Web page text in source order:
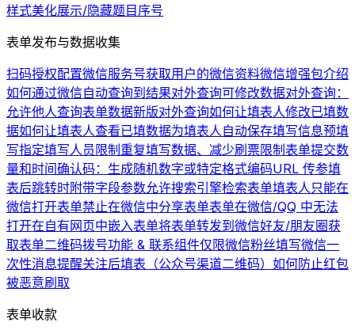
样式美化展示/隐藏题目序号
表单发布与数据收集
扫码授权配置微信服务号获取用户的微信资料微信增强包介绍
如何通过微信自动查询到结果对外查询可修改数据对外查询：
允许他人查询表单数据新版对外查询如何让填表人修改已填数
据如何让填表人查看已填数据为填表人自动保存填写信息预填
写指定填写人员限制重复填写数据、减少刷票限制表单提交数
量和时间确认码：生成随机数字或特定格式编码URL 传参填
表后跳转时附带字段参数允许搜索引擎检索表单填表人只能在
微信打开表单禁止在微信中分享表单表单在微信/QQ 中无法
打开在自有网页中嵌入表单将表单转发到微信好友/朋友圈获
取表单二维码拨号功能 & 联系组件仅限微信粉丝填写微信一
次性消息提醒关注后填表（公众号渠道二维码） 如何防止红包
被恶意刷取
表单收款